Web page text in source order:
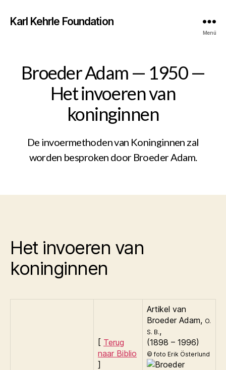
Karl Kehrle Foundation
Menü
Broeder Adam — 1950 —
Het invoeren van
koninginnen
De invoermethoden van Koninginnen zal
worden besproken door Broeder Adam.
Het invoeren van
koninginnen
[ Terug
naar Biblio
]
Artikel van
Broeder Adam, O.
S. B.,
(1898 – 1996)
© foto Erik Österlund